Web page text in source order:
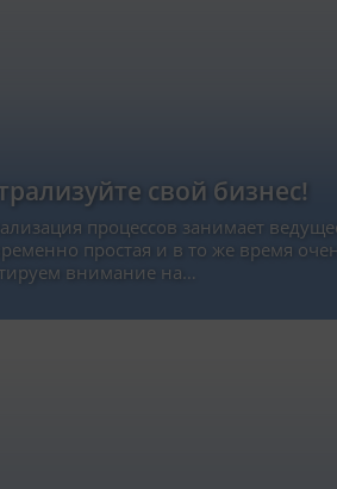
свой бизнес!
процессов занимает
простая и в то же время
внимание на…